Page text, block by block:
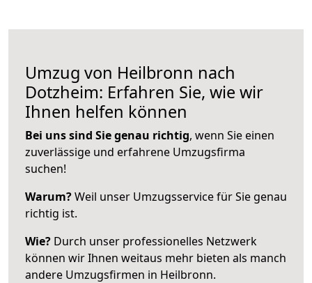
Umzug von Heilbronn nach
Dotzheim: Erfahren Sie, wie wir
Ihnen helfen können
Bei uns sind Sie genau richtig, wenn Sie einen
zuverlässige und erfahrene Umzugsfirma
suchen!
Warum?Weil unser Umzugsservice für Sie genau
richtig ist.
Wie? Durch unser professionelles Netzwerk
können wir Ihnen weitaus mehr bieten als manch
andere Umzugsfirmen in Heilbronn.